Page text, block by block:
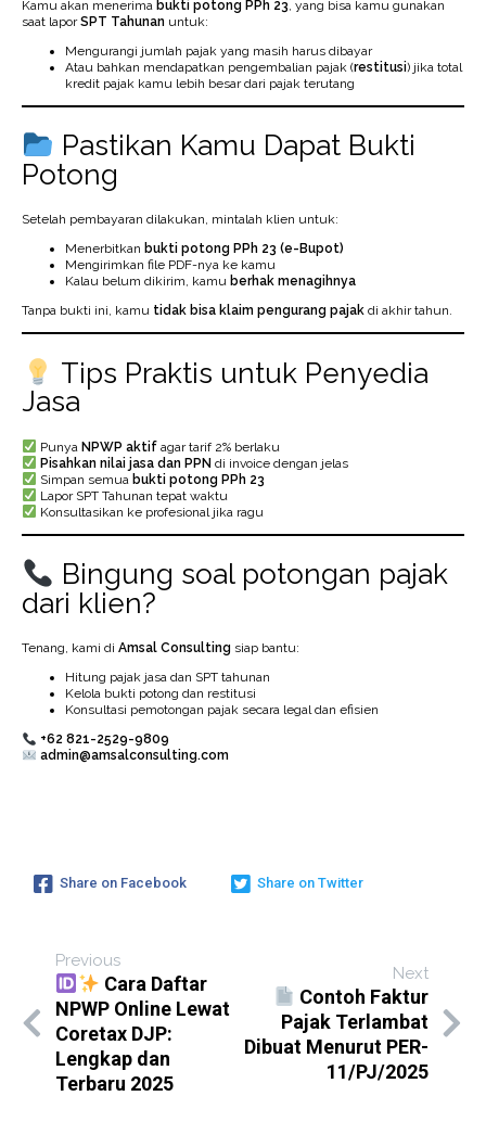
Kamu akan menerima bukti potong PPh 23 , yang bisa kamu gunakan
saat laporSPT Tahunan untuk:
Mengurangi jumlah pajak yang masih harus dibayar
Atau bahkan mendapatkan pengembalian pajak (restitusi) jika total
kredit pajak kamu lebih besar dari pajak terutang
Pastikan Kamu Dapat Bukti
Potong
Setelah pembayaran dilakukan, mintalah klien untuk:
Menerbitkan bukti potong PPh 23 (e-Bupot)
Mengirimkan file PDF-nya ke kamu
Kalau belum dikirim, kamu berhak menagihnya
Tanpa bukti ini, kamu tidak bisa klaim pengurang pajak di akhir tahun.
Tips Praktis untuk Penyedia
Jasa
Punya NPWP aktifagar tarif 2% berlaku
Pisahkan nilai jasa dan PPN di invoice dengan jelas
Simpan semua bukti potong PPh 23
Lapor SPT Tahunan tepat waktu
Konsultasikan ke profesional jika ragu
Bingung soal potongan pajak
dari klien?
Tenang, kami di Amsal Consulting siap bantu:
Hitung pajak jasa dan SPT tahunan
Kelola bukti potong dan restitusi
Konsultasi pemotongan pajak secara legal dan efisien
+62 821-2529-9809
admin@amsalconsulting.com
Share on Facebook Share on Twitter
Previous
Cara Daftar
NPWP Online Lewat
Coretax DJP:
Lengkap dan
Terbaru 2025
Next
Contoh Faktur
Pajak Terlambat
Dibuat Menurut PER-
11/PJ/2025